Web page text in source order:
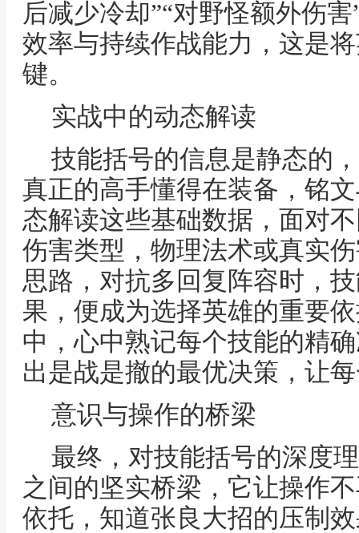
后减少冷却”“对野怪额外伤
效率与持续作战能力，这是
键。
实战中的动态解读
技能括号的信息是静态的
真正的高手懂得在装备，铭
态解读这些基础数据，面对
伤害类型，物理法术或真实
思路，对抗多回复阵容时，
果，便成为选择英雄的重要
中，心中熟记每个技能的精
出是战是撤的最优决策，让
意识与操作的桥梁
最终，对技能括号的深度
之间的坚实桥梁，它让操作
依托，知道张良大招的压制